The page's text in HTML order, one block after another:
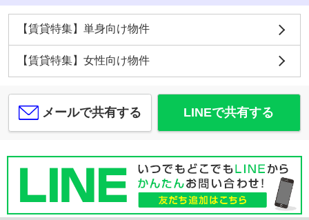
【賃貸特集】単身向け物件
【賃貸特集】女性向け物件
メールで共有する LINEで共有する